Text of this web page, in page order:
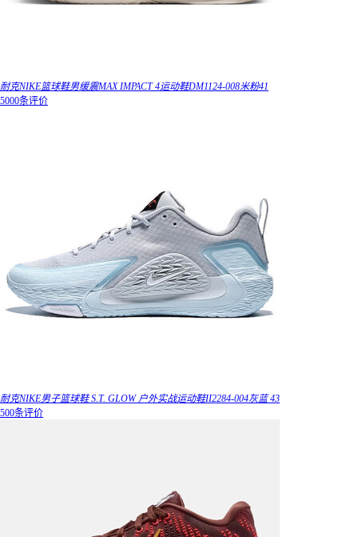
耐克NIKE篮球鞋男缓震MAX IMPACT 4运动鞋DM1124-008米粉41
5000条评价
耐克NIKE男子篮球鞋 S.T. GLOW 户外实战运动鞋II2284-004灰蓝 43
500条评价